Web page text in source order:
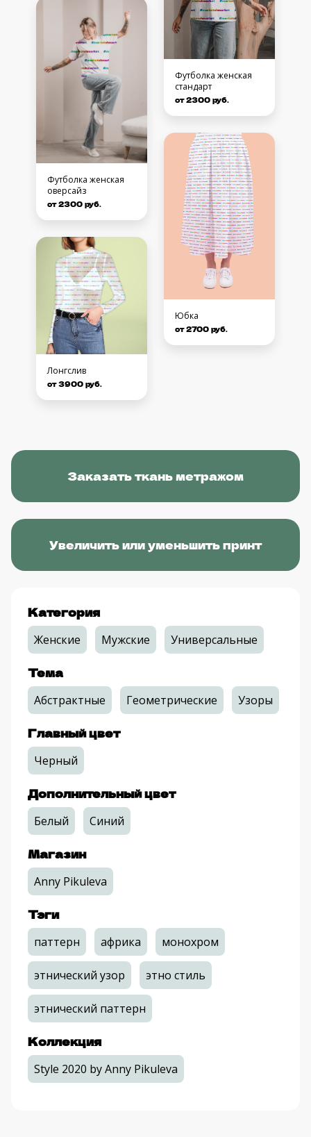
Футболка женская
оверсайз
от 2300 руб.
Лонгслив
от 3900 руб.
Футболка женская
стандарт
от 2300 руб.
Юбка
от 2700 руб.
Заказать ткань метражом
Увеличить или уменьшить принт
Категория
Женские Мужские Универсальные
Тема
Абстрактные Геометрические Узоры
Главный цвет
Черный
Дополнительный цвет
Белый Синий
Магазин
Anny Pikuleva
Тэги
паттерн африка монохром
этнический узор этно стиль
этнический паттерн
Коллекция
Style 2020 by Anny Pikuleva